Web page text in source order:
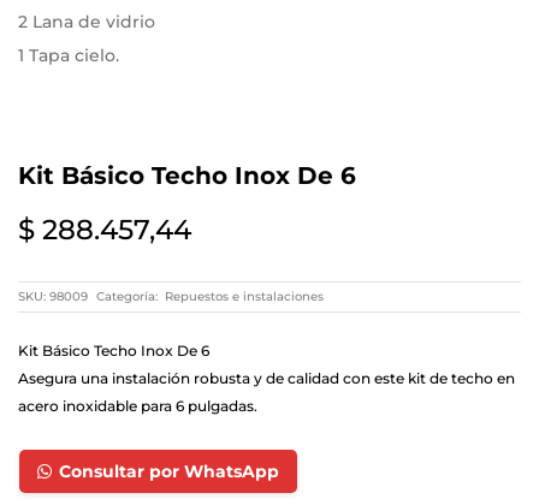
2 Lana de vidrio
1 Tapa cielo.
Kit Básico Techo Inox De 6
$ 288.457,44
SKU: 98009 Categoría: Repuestos e instalaciones
Kit Básico Techo Inox De 6
Asegura una instalación robusta y de calidad con este kit de techo en
acero inoxidable para 6 pulgadas.
Consultar por WhatsApp